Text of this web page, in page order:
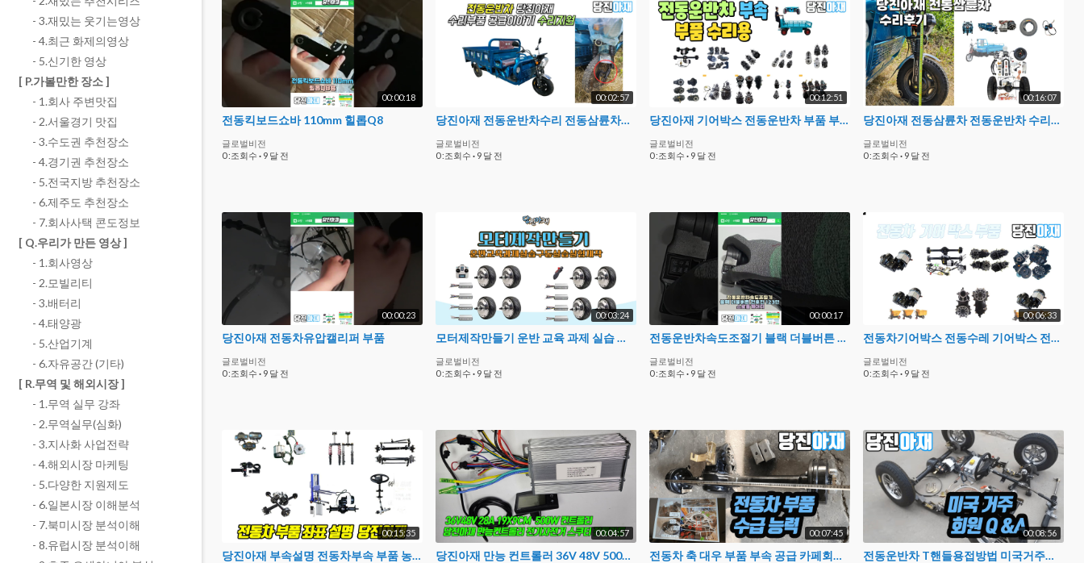
00:00:18
전동킥보드쇼바 110mm 힐롭Q8
글로벌비전
0 :조회수 · 9 달 전
00:02:57
당진아재 전동운반차수리 전동삼륜차수리 지원 당진아재 쇼바서스펜션
글로벌비전
0 :조회수 · 9 달 전
00:12:51
당진아재 기어박스 전동운반차 부품 부속 전동삼륜차 부품부속
글로벌비전
0 :조회수 · 9 달 전
00:16:07
당진아재 전동삼륜차 전동운반차 수리후기 부품부속이야기
글로벌비전
0 :조회수 · 9 달 전
00:00:23
당진아재 전동차유압캘리퍼 부품
글로벌비전
0 :조회수 · 9 달 전
00:03:24
모터제작만들기 운반 교육 과제 실습 구동실습 실험제작
글로벌비전
0 :조회수 · 9 달 전
00:00:17
전동운반차속도조절기 블랙 더블버튼 전후진 123단 스로틀게이지
글로벌비전
0 :조회수 · 9 달 전
00:06:33
전동차기어박스 전동수레 기어박스 전동삼륜차 기어박스부품
글로벌비전
0 :조회수 · 9 달 전
00:15:35
당진아재 부속설명 전동차부속 부품 농업용자동차부속 소형동력운반차부속 전기차수리부속 동력운반차부속 전동구루마부속
00:04:57
당진아재 만능 컨트롤러 36V 48V 500W 28A스쿠터 자전거 킥보드 수리용 모터컨트롤러
00:07:45
전동차 축 대우 부품 부속 공급 카페회원 당진아재 사례 72v3000w급
00:08:56
전동운반차 T핸들용접방법 미국거주회원 Q&A영상답변
- 3.재밌는 웃기는영상
- 4.최근 화제의영상
- 5.신기한 영상
[ P.가볼만한 장소 ]
- 1.회사 주변맛집
- 2.서울경기 맛집
- 3.수도권 추천장소
- 4.경기권 추천장소
- 5.전국지방 추천장소
- 6.제주도 추천장소
- 7.회사사택 콘도정보
[ Q.우리가 만든 영상 ]
- 1.회사영상
- 2.모빌리티
- 3.배터리
- 4.태양광
- 5.산업기계
- 6.자유공간 (기타)
[ R.무역 및 해외시장 ]
- 1.무역 실무 강좌
- 2.무역실무(심화)
- 3.지사화 사업전략
- 4.해외시장 마케팅
- 5.다양한 지원제도
- 6.일본시장 이해분석
- 7.북미시장 분석이해
- 8.유럽시장 분석이해